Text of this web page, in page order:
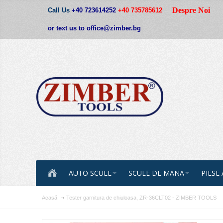
Call Us +40 723614252 +40 735785612
or text us to office@zimber.bg
Despre Noi
AUTO SCULE SCULE DE MANA
Acasă Tester garnitura de chiuloasa, ZR-36CLT02 - ZIMBER TOOLS